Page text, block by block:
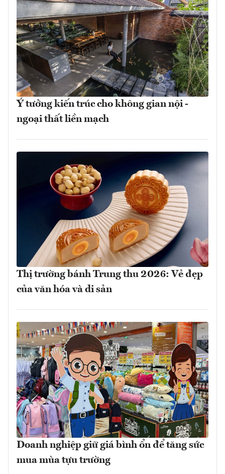
Ý tưởng kiến trúc cho không gian nội -
ngoại thất liền mạch
Thị trường bánh Trung thu 2026: Vẻ đẹp
của văn hóa và di sản
Doanh nghiệp giữ giá bình ổn để tăng sức
mua mùa tựu trường